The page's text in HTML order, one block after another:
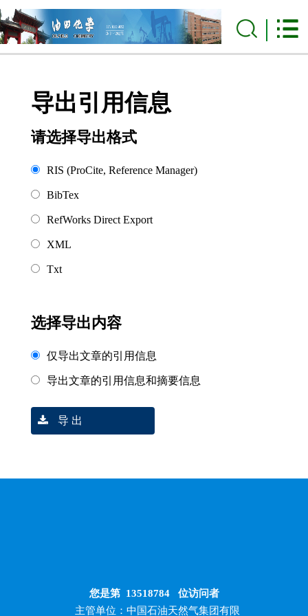
导出引用信息
请选择导出格式
RIS (ProCite, Reference Manager)
BibTex
RefWorks Direct Export
XML
Txt
选择导出内容
仅导出文章的引用信息
导出文章的引用信息和摘要信息
导 出
您是第 13518784位访问者
主管单位：中国石油天然气集团有限